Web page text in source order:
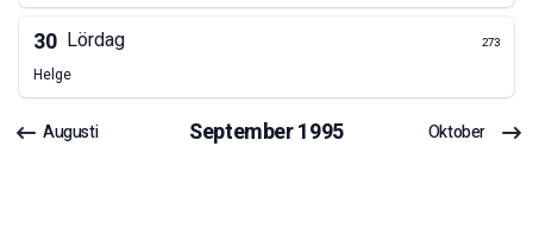
30 Lördag 273
Helge
Augusti September1995 Oktober